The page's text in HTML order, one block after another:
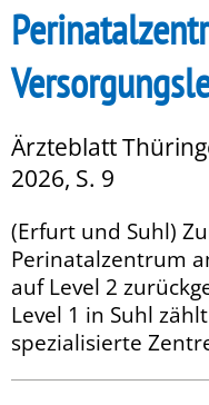
Ärzteblatt
2026, S. 9
(Erfurt und Suhl)
Perinatalzentrum
auf Level 2
Level 1 in Suhl
spezialisierte